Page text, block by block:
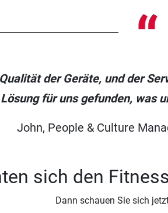
“
der Geräte, und der
für uns gefunden, was
John, People & Culture
sich den
Dann schauen Sie sich